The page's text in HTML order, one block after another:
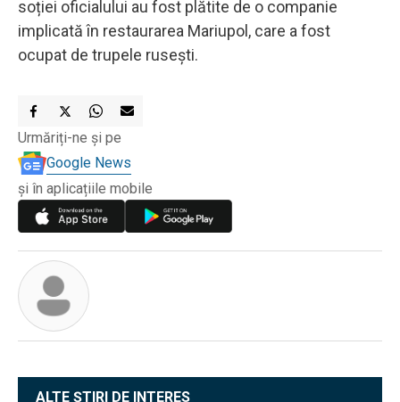
soției oficialului au fost plătite de o companie
implicată în restaurarea Mariupol, care a fost
ocupat de trupele rusești.
Urmăriți-ne și pe
Google News
și în aplicațiile mobile
ALTE ȘTIRI DE INTERES